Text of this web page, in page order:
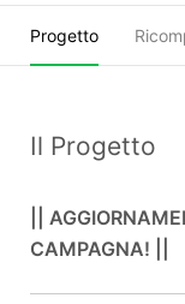
Progetto
Il Progetto
||
CAMPAGNA! ||